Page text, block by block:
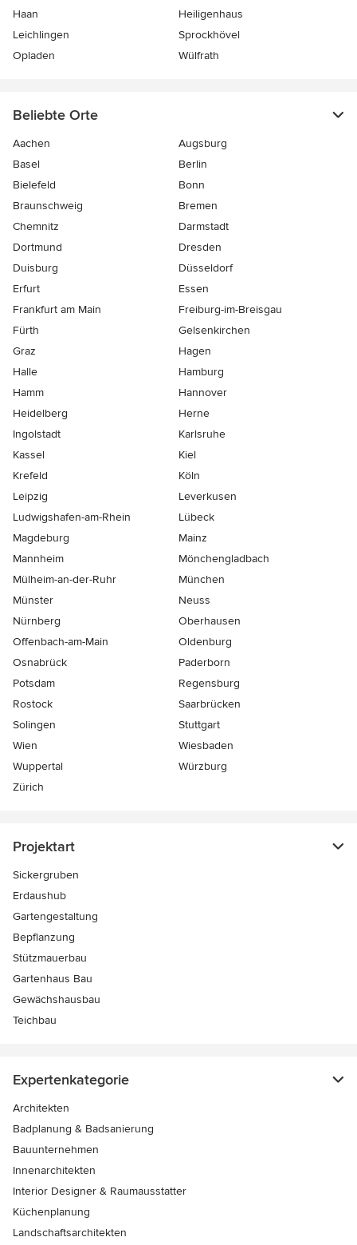
Haan
Heiligenhaus
Leichlingen
Sprockhövel
Opladen
Wülfrath
Beliebte Orte
Aachen
Augsburg
Basel
Berlin
Bielefeld
Bonn
Braunschweig
Bremen
Chemnitz
Darmstadt
Dortmund
Dresden
Duisburg
Düsseldorf
Erfurt
Essen
Frankfurt am Main
Freiburg-im-Breisgau
Fürth
Gelsenkirchen
Graz
Hagen
Halle
Hamburg
Hamm
Hannover
Heidelberg
Herne
Ingolstadt
Karlsruhe
Kassel
Kiel
Krefeld
Köln
Leipzig
Leverkusen
Ludwigshafen-am-Rhein
Lübeck
Magdeburg
Mainz
Mannheim
Mönchen­gladbach
Mülheim-an-der-Ruhr
München
Münster
Neuss
Nürnberg
Oberhausen
Offenbach-am-Main
Oldenburg
Osnabrück
Paderborn
Potsdam
Regensburg
Rostock
Saarbrücken
Solingen
Stuttgart
Wien
Wiesbaden
Wuppertal
Würzburg
Zürich
Projektart
Sickergruben
Erdaushub
Gartengestaltung
Bepflanzung
Stützmauerbau
Gartenhaus Bau
Gewächshausbau
Teichbau
Expertenkategorie
Architekten
Badplanung & Badsanierung
Bauunternehmen
Innenarchitekten
Interior Designer & Raumausstatter
Küchenplanung
Landschaftsarchitekten